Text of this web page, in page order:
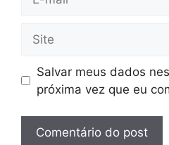
mail
Salvar meus dados
próxima vez que eu